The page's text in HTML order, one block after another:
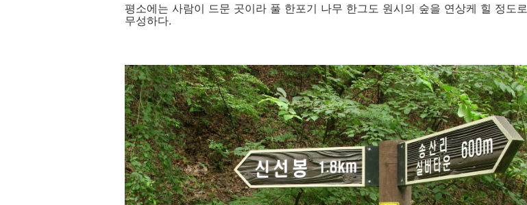
평소에는 사람이 드문 곳이라 풀 한포기 나무 한그도 원시의 숲을 연상케 힐 정도로
무성하다.